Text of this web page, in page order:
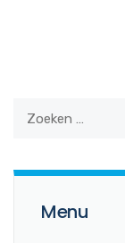
Menu